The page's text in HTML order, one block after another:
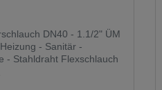
DN40 - 1.1/2" ÜM
- Sanitär -
- Stahldraht Flexschlauch